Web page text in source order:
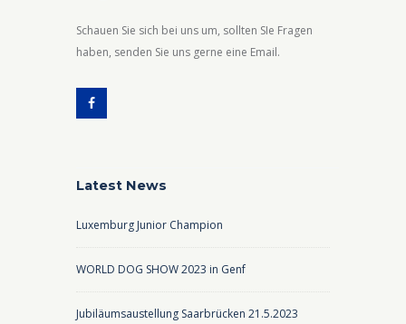
Schauen Sie sich bei uns um, sollten SIe Fragen
haben, senden Sie uns gerne eine Email.
Latest News
Luxemburg Junior Champion
WORLD DOG SHOW 2023 in Genf
Jubiläumsaustellung Saarbrücken 21.5.2023